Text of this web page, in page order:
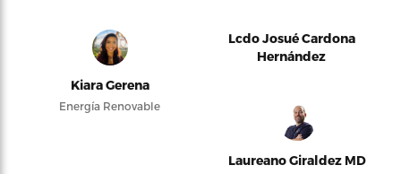
Kiara Gerena
Energía Renovable
Lcdo Josué Cardona
Hernández
Laureano Giraldez MD